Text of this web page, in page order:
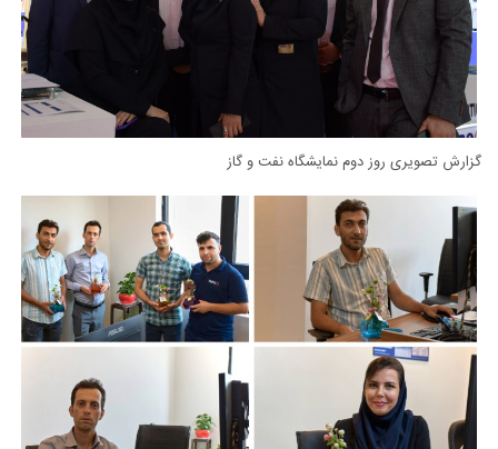
گزارش تصویری روز دوم نمایشگاه نفت و گاز